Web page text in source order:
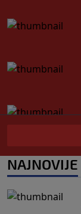
NAJNOVIJE